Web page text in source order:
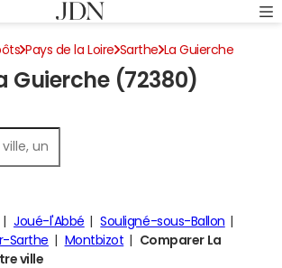
Pays de la Loire Sarthe La Guierche
Guierche (72380)
Joué-l'Abbé
Souligné-sous-Ballon
Sarthe
Montbizot
Comparer La
ville